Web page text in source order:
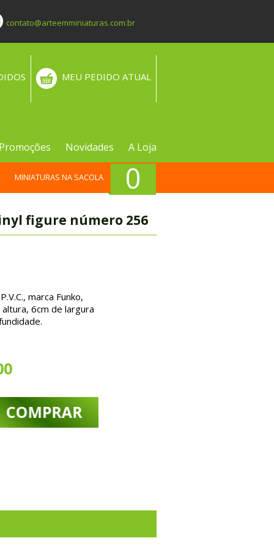
contato@arteemminiaturas.com.br
MEU PEDIDO ATUAL
Promoções Novidades A Loja
0
MINIATURAS NA SACOLA
figure número 256
marca Funko,
6cm de largura